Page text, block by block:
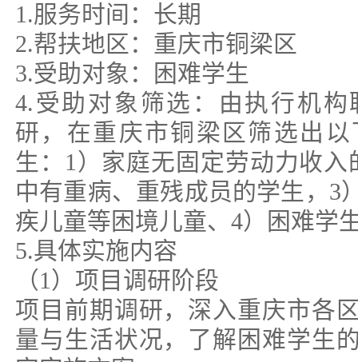
1.服务时间：长期
2.帮扶地区：重庆市铜梁区
3.受助对象：困难学生
4.受助对象筛选：由执行机
研，在重庆市铜梁区筛选出
生：1）家庭无固定劳动力收
中有重病、重残成员的学生，3
疾儿童等困境儿童、4）困难学
5.具体实施内容
（1）项目调研阶段
项目前期调研，深入重庆市各
量与生活状况，了解困难学生